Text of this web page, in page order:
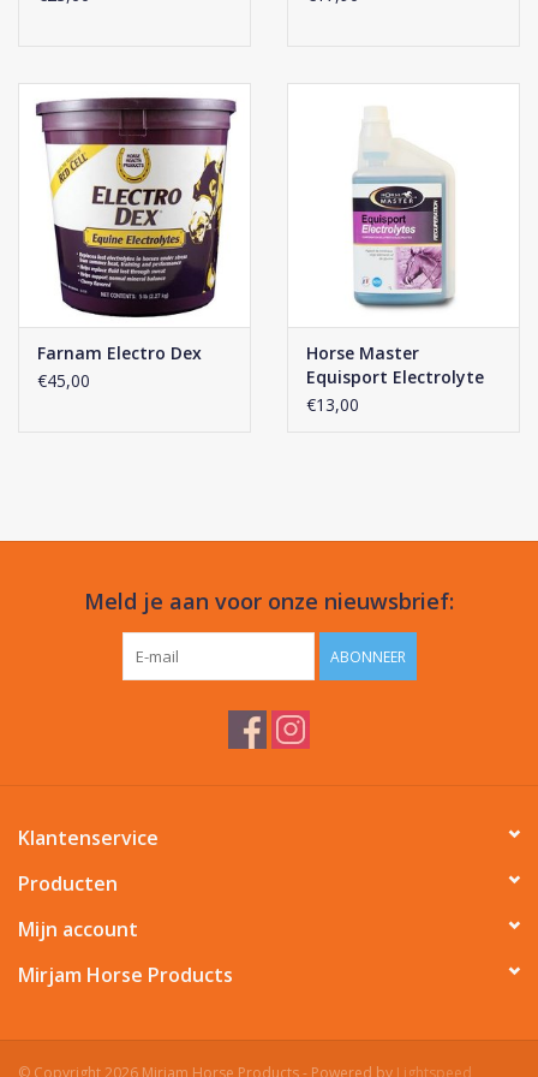
Farnam Electro Dex
€45,00
Horse Master
Equisport Electrolyte
€13,00
Meld je aan voor onze nieuwsbrief:
ABONNEER
Klantenservice
Producten
Mijn account
Mirjam Horse Products